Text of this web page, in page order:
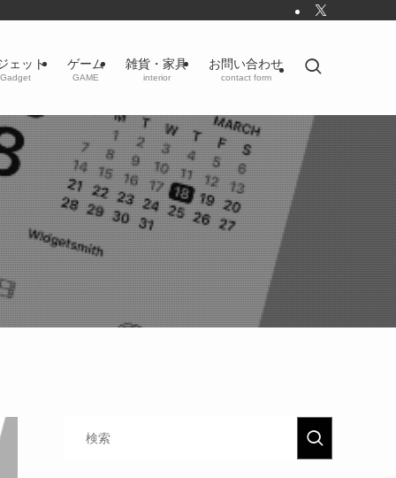
ェット
Gadget
ゲーム
GAME
雑貨・家具
interior
お問い合わせ
contact form